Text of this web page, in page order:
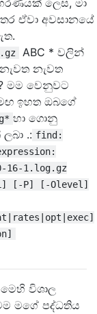
ලෙස, මා
ඒවා අවසානයේ
ABC * වලින්
නැවත
මම වෙනුවට
ඉහත ඔබගේ
හා ගොනු
.: find:
16-1.log.gz
[-P] [-Olevel]
විශාල
මගේ පද්ධතිය